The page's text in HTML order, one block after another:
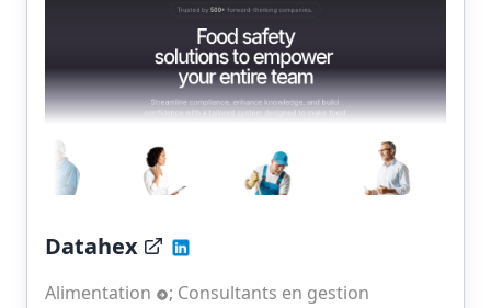
Datahex
Alimentation ; Consultants en gestion